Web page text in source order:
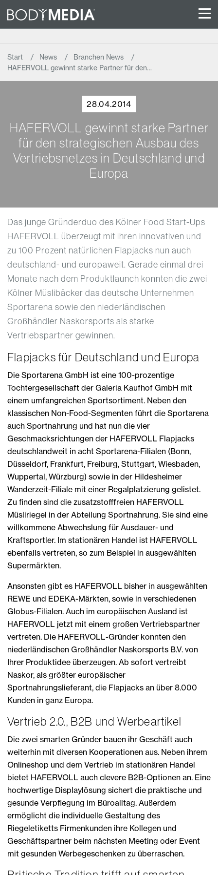
Start News
Branchen News
HAFERVOLL gewinnt starke Partner für den…
28.04.2014
HAFERVOLL gewinnt starke Partner
für den strategischen Ausbau des
Vertriebsnetzes in Deutschland und
Europa
Das junge Gründerduo des Kölner Food Start-Ups
HAFERVOLL überzeugt mit ihren innovativen und
zu 100 Prozent natürlichen Flapjacks nun auch
deutschland- und europaweit. Gerade einmal drei
Monate nach dem Produktlaunch konnten die zwei
Kölner Müslibäcker das deutsche Unternehmen
Sportarena sowie den niederländischen
Großhändler Naskorsports als starke
Vertriebspartner gewinnen.
Flapjacks für Deutschland und Europa
Die Sportarena GmbH ist eine 100-prozentige
Tochtergesellschaft der Galeria Kaufhof GmbH mit
einem umfangreichen Sportsortiment. Neben den
klassischen Non-Food-Segmenten führt die Sportarena
auch Sportnahrung und hat nun die vier
Geschmacksrichtungen der HAFERVOLL Flapjacks
deutschlandweit in acht Sportarena-Filialen (Bonn,
Düsseldorf, Frankfurt, Freiburg, Stuttgart, Wiesbaden,
Wuppertal, Würzburg) sowie in der Hildesheimer
Wanderzeit-Filiale mit einer Regalplatzierung gelistet.
Zu finden sind die zusatzstofffreien HAFERVOLL
Müsliriegel in der Abteilung Sportnahrung. Sie sind eine
willkommene Abwechslung für Ausdauer- und
Kraftsportler. Im stationären Handel ist HAFERVOLL
ebenfalls vertreten, so zum Beispiel in ausgewählten
Supermärkten.
Ansonsten gibt es HAFERVOLL bisher in ausgewählten
REWE und EDEKA-Märkten, sowie in verschiedenen
Globus-Filialen. Auch im europäischen Ausland ist
HAFERVOLL jetzt mit einem großen Vertriebspartner
vertreten. Die HAFERVOLL-Gründer konnten den
niederländischen Großhändler Naskorsports B.V. von
Ihrer Produktidee überzeugen. Ab sofort vertreibt
Naskor, als größter europäischer
Sportnahrungslieferant, die Flapjacks an über 8.000
Kunden in ganz Europa.
Vertrieb 2.0., B2B und Werbeartikel
Die zwei smarten Gründer bauen ihr Geschäft auch
weiterhin mit diversen Kooperationen aus. Neben ihrem
Onlineshop und dem Vertrieb im stationären Handel
bietet HAFERVOLL auch clevere B2B-Optionen an. Eine
hochwertige Displaylösung sichert die praktische und
gesunde Verpflegung im Büroalltag. Außerdem
ermöglicht die individuelle Gestaltung des
Riegeletiketts Firmenkunden ihre Kollegen und
Geschäftspartner beim nächsten Meeting oder Event
mit gesunden Werbegeschenken zu überraschen.